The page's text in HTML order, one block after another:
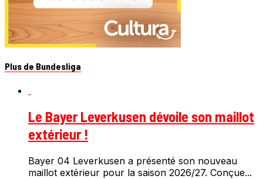
Plus de Bundesliga
Le Bayer Leverkusen dévoile son maillot
extérieur !
Bayer 04 Leverkusen a présenté son nouveau
maillot extérieur pour la saison 2026/27. Conçue...